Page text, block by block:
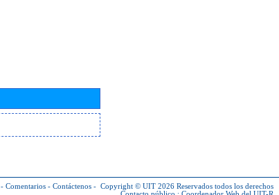
- Comentarios - Contáctenos - Copyright © UIT 2026 Reservados todos los derechos